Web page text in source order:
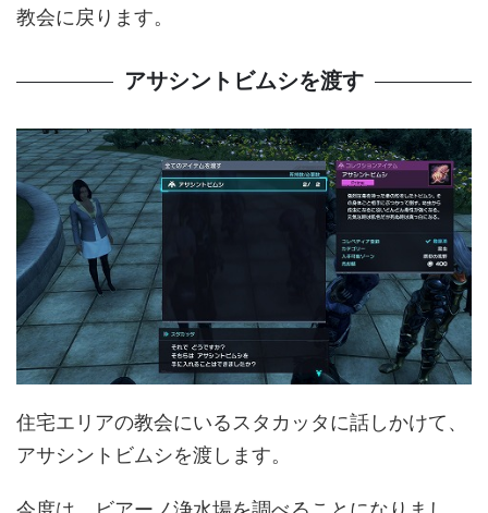
教会に戻ります。
アサシントビムシを渡す
住宅エリアの教会にいるスタカッタに話しかけて、
アサシントビムシを渡します。